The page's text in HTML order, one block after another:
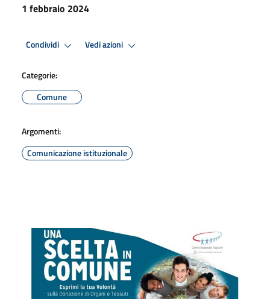
1 febbraio 2024
Condividi Vedi azioni
Categorie:
Comune
Argomenti:
Comunicazione istituzionale